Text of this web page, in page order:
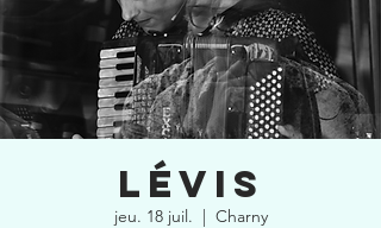
LÉVIS
jeu. 18 juil.
  |
Charny